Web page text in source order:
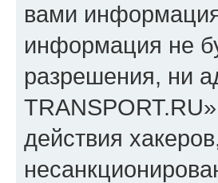
вами
информация не
разрешения, ни
действия